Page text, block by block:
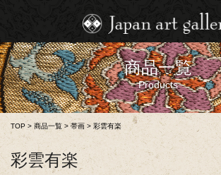
商品一覧
Products
TOP > 商品一覧 >帯画 > 彩雲有楽
彩雲有楽